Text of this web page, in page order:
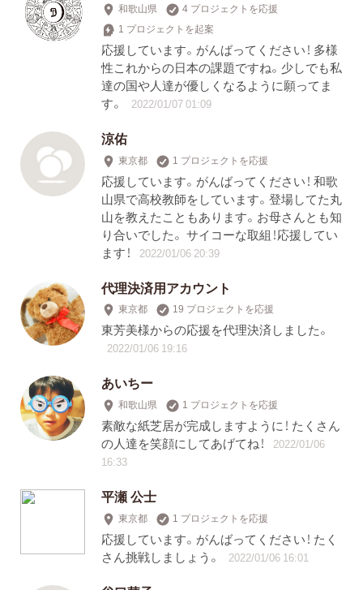
和歌山県
4 プロジェクトを応援
1 プロジェクトを起案
応援しています。がんばってください！ 多様
性これからの日本の課題ですね。少しでも私
達の国や人達が優しくなるように願ってま
す。
2022/01/07 01:09
涼佑
東京都 1 プロジェクトを応援
応援しています。がんばってください！ 和歌
山県で高校教師をしています。登場してた丸
山を教えたこともあります。お母さんとも知
り合いでした。 サイコーな取組！応援してい
ます！
2022/01/06 20:39
代理決済用アカウント
東京都 19 プロジェクトを応援
東芳美様からの応援を代理決済しました。
2022/01/06 19:16
あいちー
和歌山県 1 プロジェクトを応援
素敵な紙芝居が完成しますように！ たくさん
の人達を笑顔にしてあげてね！
2022/01/06
16:33
平瀬 公士
東京都 1 プロジェクトを応援
応援しています。がんばってください！ たく
さん挑戦しましょう。
2022/01/06 16:01